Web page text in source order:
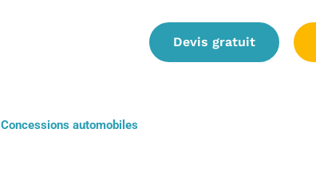
Devis gratuit
Concessions automobiles